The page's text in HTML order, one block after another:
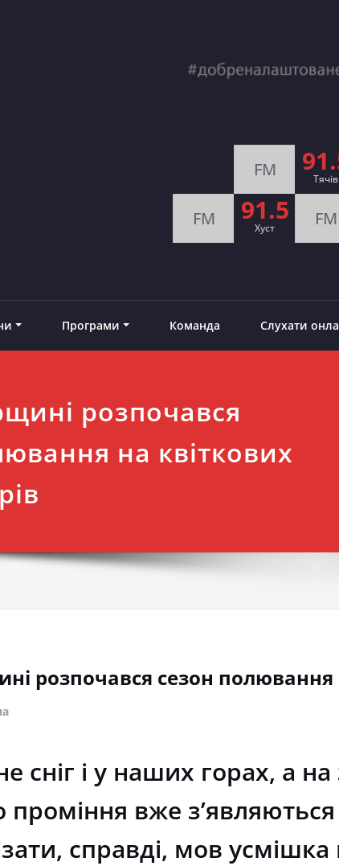
FM Тячів
FM 91.5
Хуст FM
Програми Команда Слухати
розпочався
на квіткових
розпочався сезон полювання
сніг і у наших горах, а
проміння вже
справді, мов